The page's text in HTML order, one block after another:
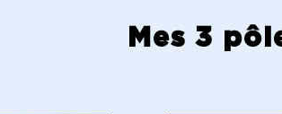
Mes 3